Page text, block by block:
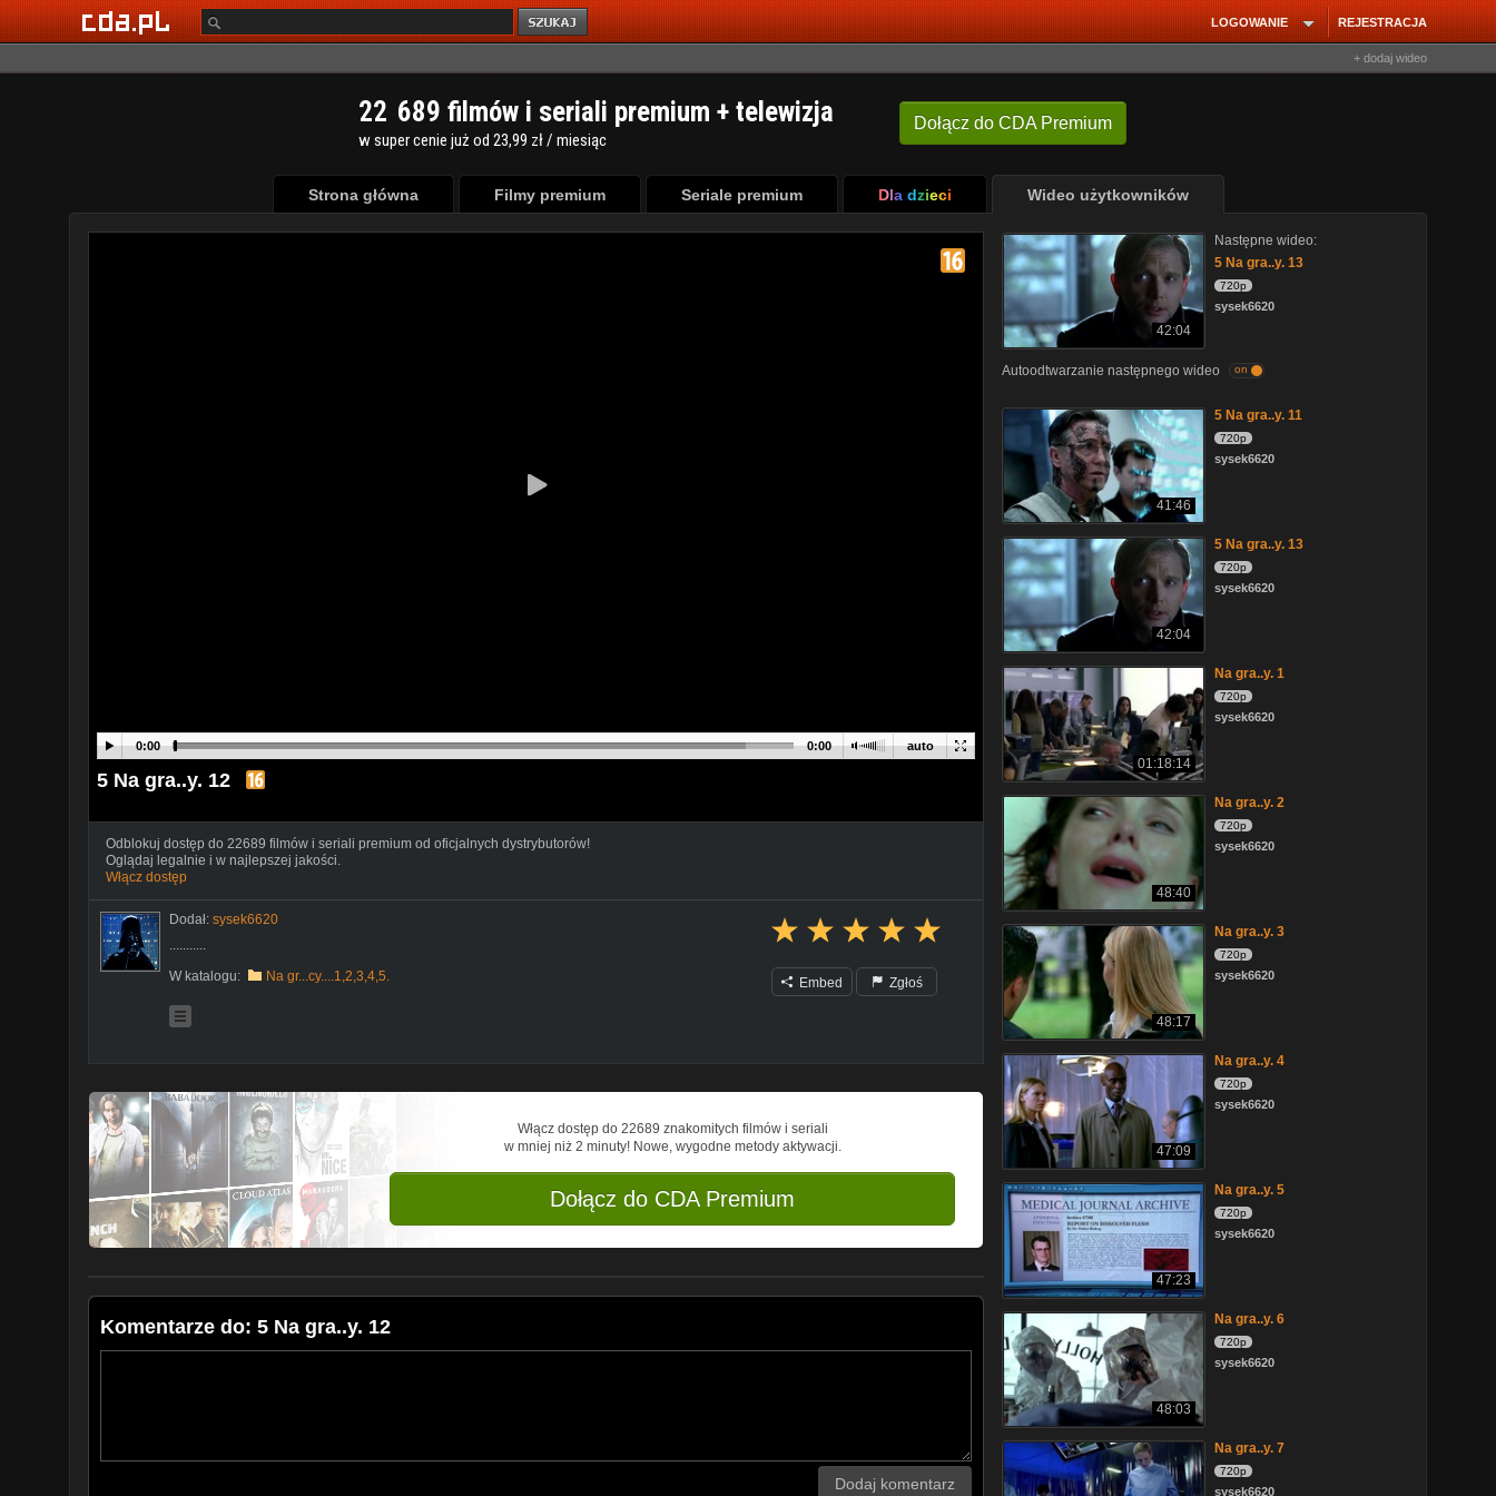
REJESTRACJA
LOGOWANIE
+ dodaj wideo
Dołącz do CDA Premium
22 689 filmów i seriali premium + telewizja
w super cenie już od 23,99 zł / miesiąc
Strona główna Filmy premium Seriale premium Dla dzieci Wideo użytkowników
auto
0:00 0:00
5 Na gra..y. 12
Odblokuj dostęp do 22689 filmów i seriali premium od oficjalnych dystrybutorów!
Oglądaj legalnie i w najlepszej jakości.
Włącz dostęp
Dodał: sysek6620
...........
W katalogu:
Na gr...cy....1,2,3,4,5. Embed Zgłoś
Włącz dostęp do 22689 znakomitych filmów i seriali
w mniej niż 2 minuty! Nowe, wygodne metody aktywacji.
Dołącz do CDA Premium
Komentarze do: 5 Na gra..y. 12
Dodaj komentarz
42:04
Następne wideo:
5 Na gra..y. 13
720p
sysek6620
Autoodtwarzanie następnego wideo on
41:46
5 Na gra..y. 11
720p
sysek6620
42:04
5 Na gra..y. 13
720p
sysek6620
01:18:14
Na gra..y. 1
720p
sysek6620
48:40
Na gra..y. 2
720p
sysek6620
48:17
Na gra..y. 3
720p
sysek6620
47:09
Na gra..y. 4
720p
sysek6620
47:23
Na gra..y. 5
720p
sysek6620
48:03
Na gra..y. 6
720p
sysek6620
Na gra..y. 7
720p
sysek6620